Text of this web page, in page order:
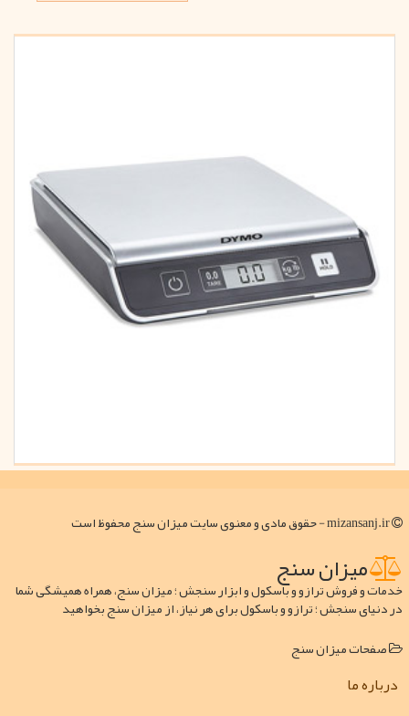
میزان سنج
خدمات و فروش ترازو و باسکول و ابزار سنجش ؛ میزان سنج، همراه همیشگی شما
در دنیای سنجش ؛ ترازو و باسکول برای هر نیاز، از میزان سنج بخواهید
صفحات میزان سنج
درباره ما